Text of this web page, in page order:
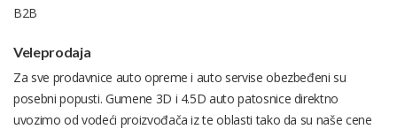
B2B
Veleprodaja
Za sve prodavnice auto opreme i auto servise obezbeđeni su
posebni popusti. Gumene 3D i 4.5D auto patosnice direktno
uvozimo od vodeći proizvođača iz te oblasti tako da su naše cene